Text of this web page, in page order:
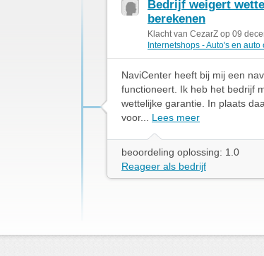
Bedrijf weigert
berekenen
Klacht van CezarZ op 09
Internetshops - Auto's en
NaviCenter heeft bij mij een
functioneert. Ik heb het bedrijf
wettelijke garantie. In plaats
voor... Lees meer
beoordeling oplossing: 1.0
Reageer als bedrijf